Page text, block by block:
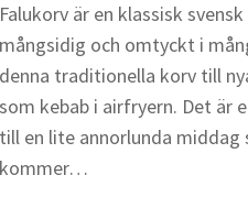
Falukorv är en klassisk
mångsidig och omtyckt i
denna traditionella korv till
som kebab i airfryern. Det
till en lite annorlunda middag
kommer…